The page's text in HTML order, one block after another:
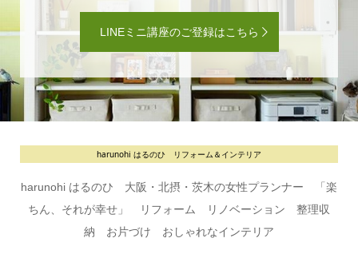
LINEミニ講座のご登録はこちら
harunohi はるのひ リフォーム＆インテリア
harunohi はるのひ 大阪・北摂・茨木の女性プランナー 「楽
ちん、それが幸せ」 リフォーム リノベーション 整理収
納 お片づけ おしゃれなインテリア